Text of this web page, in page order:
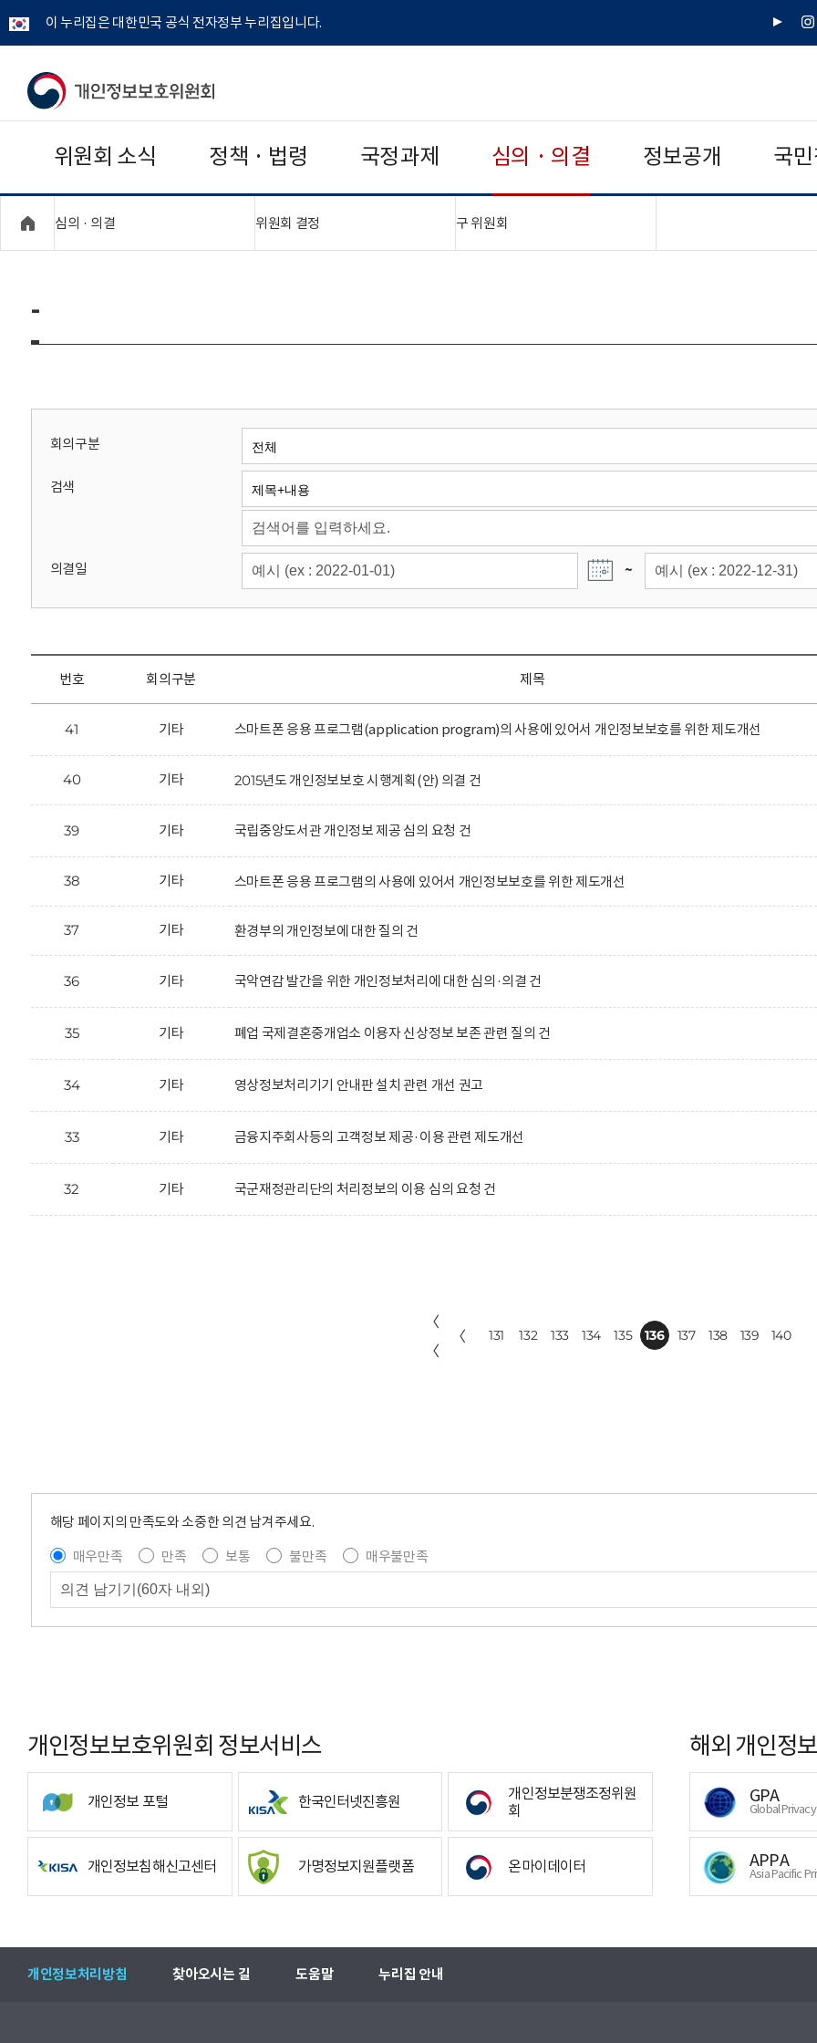
이 누리집은 대한민국 공식 전자정부 누리집입니다.
유
인
개
보
보
위
회
위원회 소식 정책 · 법령 국정과제 심의 · 의결 정보공개 국
심의 · 의결 위원회 결정 구 위원회
-
회의구분
검색
의결일 ~
번호 회의구분 제목
41 기타 스마트폰 응용 프로그램(application program)의 사용에 있어서 개인정보보호를 위한 제도개선
40 기타 2015년도 개인정보보호 시행계획(안) 의결 건
39 기타 국립중앙도서관 개인정보 제공 심의 요청 건
38 기타 스마트폰 응용 프로그램의 사용에 있어서 개인정보보호를 위한 제도개선
37 기타 환경부의 개인정보에 대한 질의 건
36 기타 국악연감 발간을 위한 개인정보처리에 대한 심의·의결 건
35 기타 폐업 국제결혼중개업소 이용자 신상정보 보존 관련 질의 건
34 기타 영상정보처리기기 안내판 설치 관련 개선 권고
33 기타 금융지주회사등의 고객정보 제공·이용 관련 제도개선
32 기타 국군재정관리단의 처리정보의 이용 심의 요청 건
〈
〈
〈 131 132 133 134 135 136 137 138 139 140
해당 페이지의 만족도와 소중한 의견 남겨주세요.
매우만족
만족 보통 불만족 매우불만족
개인정보보호위원회 정보서비스
개인정보 포털 한국인터넷진흥원
개인정보분쟁조정위원
회
개인정보침해신고센터 가명정보지원플랫폼 온마이데이터
해외 개인정
GPA
Global
APPA
Asia Pacific
개인정보처리방침 찾아오시는 길 도움말 누리집 안내